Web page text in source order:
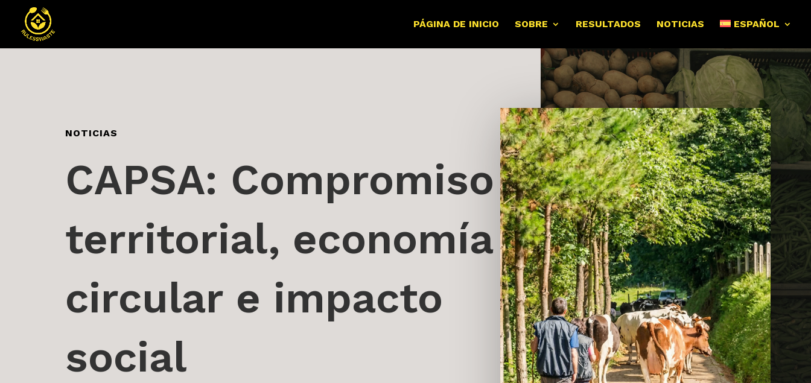
PÁGINA DE INICIO SOBRE RESULTADOS NOTICIAS ESPAÑOL
NOTICIAS
CAPSA: Compromiso
territorial, economía
circular e impacto
social